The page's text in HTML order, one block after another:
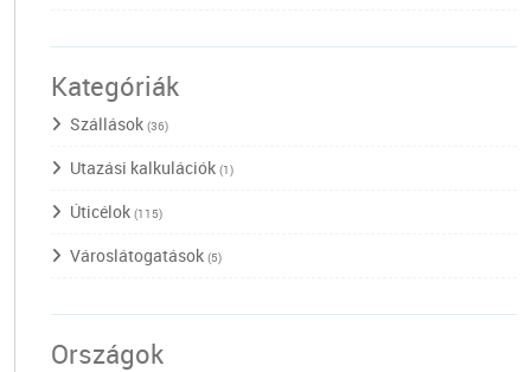
Kategóriák
Szállások (36)
Utazási kalkulációk (1)
Úticélok (115)
Városlátogatások (5)
Országok